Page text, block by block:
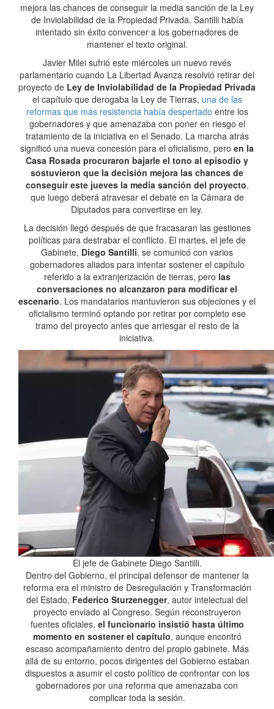
mejora las chances de conseguir la media sanción de la Ley
de Inviolabilidad de la Propiedad Privada. Santilli había
intentado sin éxito convencer a los gobernadores de
mantener el texto original.
Javier Milei sufrió este miércoles un nuevo revés
parlamentario cuando La Libertad Avanza resolvió retirar del
proyecto de Ley de Inviolabilidad de la Propiedad Privada
el capítulo que derogaba la Ley de Tierras, una de las
reformas que más resistencia había despertado entre los
gobernadores y que amenazaba con poner en riesgo el
tratamiento de la iniciativa en el Senado. La marcha atrás
significó una nueva concesión para el oficialismo, pero en la
Casa Rosada procuraron bajarle el tono al episodio y
sostuvieron que la decisión mejora las chances de
conseguir este jueves la media sanción del proyecto,
que luego deberá atravesar el debate en la Cámara de
Diputados para convertirse en ley.
La decisión llegó después de que fracasaran las gestiones
políticas para destrabar el conflicto. El martes, el jefe de
Gabinete, Diego Santilli, se comunicó con varios
gobernadores aliados para intentar sostener el capítulo
referido a la extranjerización de tierras, pero las
conversaciones no alcanzaron para modificar el
escenario. Los mandatarios mantuvieron sus objeciones y el
oficialismo terminó optando por retirar por completo ese
tramo del proyecto antes que arriesgar el resto de la
iniciativa.
El jefe de Gabinete Diego Santilli.
Dentro del Gobierno, el principal defensor de mantener la
reforma era el ministro de Desregulación y Transformación
del Estado, Federico Sturzenegger, autor intelectual del
proyecto enviado al Congreso. Según reconstruyeron
fuentes oficiales, el funcionario insistió hasta último
momento en sostener el capítulo, aunque encontró
escaso acompañamiento dentro del propio gabinete. Más
allá de su entorno, pocos dirigentes del Gobierno estaban
dispuestos a asumir el costo político de confrontar con los
gobernadores por una reforma que amenazaba con
complicar toda la sesión.